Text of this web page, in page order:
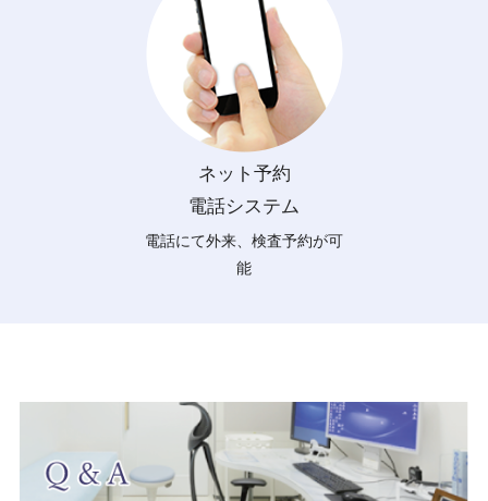
ネット予約
電話システム
電話にて外来、検査予約が可
能